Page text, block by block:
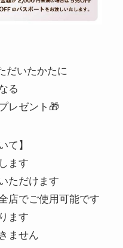
だいたかたに
る
レゼント🎁
て】
ます
ただけます
店でご使用可能です
ます
ません